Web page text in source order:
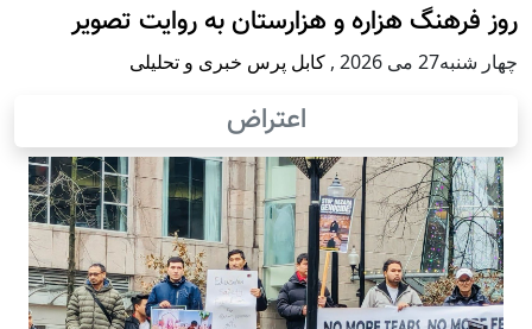
روز فرهنگ هزاره و هزارستان به روایت تصویر
چهار شنبه27 می 2026 , کابل پرس خبری و تحلیلی
اعتراض